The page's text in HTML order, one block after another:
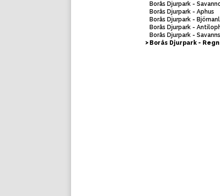
Borås Djurpark -
Borås Djurpark - Aphus
Borås Djurpark -
Borås Djurpark -
Borås Djurpark -
Borås Djurpark -